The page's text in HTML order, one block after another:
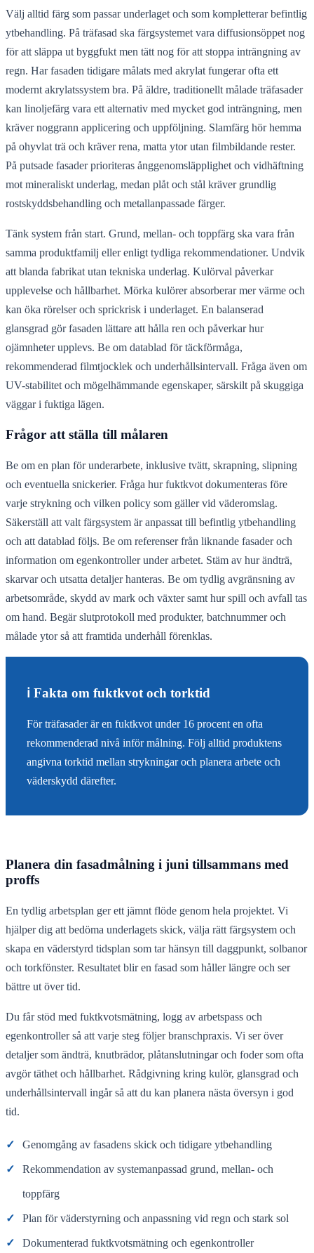
Välj alltid färg som passar underlaget och som kompletterar befintlig
ytbehandling. På träfasad ska färgsystemet vara diffusionsöppet nog
för att släppa ut byggfukt men tätt nog för att stoppa inträngning av
regn. Har fasaden tidigare målats med akrylat fungerar ofta ett
modernt akrylatssystem bra. På äldre, traditionellt målade träfasader
kan linoljefärg vara ett alternativ med mycket god inträngning, men
kräver noggrann applicering och uppföljning. Slamfärg hör hemma
på ohyvlat trä och kräver rena, matta ytor utan filmbildande rester.
På putsade fasader prioriteras ånggenomsläpplighet och vidhäftning
mot mineraliskt underlag, medan plåt och stål kräver grundlig
rostskyddsbehandling och metallanpassade färger.
Tänk system från start. Grund, mellan- och toppfärg ska vara från
samma produktfamilj eller enligt tydliga rekommendationer. Undvik
att blanda fabrikat utan tekniska underlag. Kulörval påverkar
upplevelse och hållbarhet. Mörka kulörer absorberar mer värme och
kan öka rörelser och sprickrisk i underlaget. En balanserad
glansgrad gör fasaden lättare att hålla ren och påverkar hur
ojämnheter upplevs. Be om datablad för täckförmåga,
rekommenderad filmtjocklek och underhållsintervall. Fråga även om
UV-stabilitet och mögelhämmande egenskaper, särskilt på skuggiga
väggar i fuktiga lägen.
Frågor att ställa till målaren
Be om en plan för underarbete, inklusive tvätt, skrapning, slipning
och eventuella snickerier. Fråga hur fuktkvot dokumenteras före
varje strykning och vilken policy som gäller vid väderomslag.
Säkerställ att valt färgsystem är anpassat till befintlig ytbehandling
och att datablad följs. Be om referenser från liknande fasader och
information om egenkontroller under arbetet. Stäm av hur ändträ,
skarvar och utsatta detaljer hanteras. Be om tydlig avgränsning av
arbetsområde, skydd av mark och växter samt hur spill och avfall tas
om hand. Begär slutprotokoll med produkter, batchnummer och
målade ytor så att framtida underhåll förenklas.
ℹ️ Fakta om fuktkvot och torktid
För träfasader är en fuktkvot under 16 procent en ofta
rekommenderad nivå inför målning. Följ alltid produktens
angivna torktid mellan strykningar och planera arbete och
väderskydd därefter.
Planera din fasadmålning i juni tillsammans med
proffs
En tydlig arbetsplan ger ett jämnt flöde genom hela projektet. Vi
hjälper dig att bedöma underlagets skick, välja rätt färgsystem och
skapa en väderstyrd tidsplan som tar hänsyn till daggpunkt, solbanor
och torkfönster. Resultatet blir en fasad som håller längre och ser
bättre ut över tid.
Du får stöd med fuktkvotsmätning, logg av arbetspass och
egenkontroller så att varje steg följer branschpraxis. Vi ser över
detaljer som ändträ, knutbrädor, plåtanslutningar och foder som ofta
avgör täthet och hållbarhet. Rådgivning kring kulör, glansgrad och
underhållsintervall ingår så att du kan planera nästa översyn i god
tid.
✓ Genomgång av fasadens skick och tidigare ytbehandling
✓ Rekommendation av systemanpassad grund, mellan- och
toppfärg
✓ Plan för väderstyrning och anpassning vid regn och stark sol
✓ Dokumenterad fuktkvotsmätning och egenkontroller